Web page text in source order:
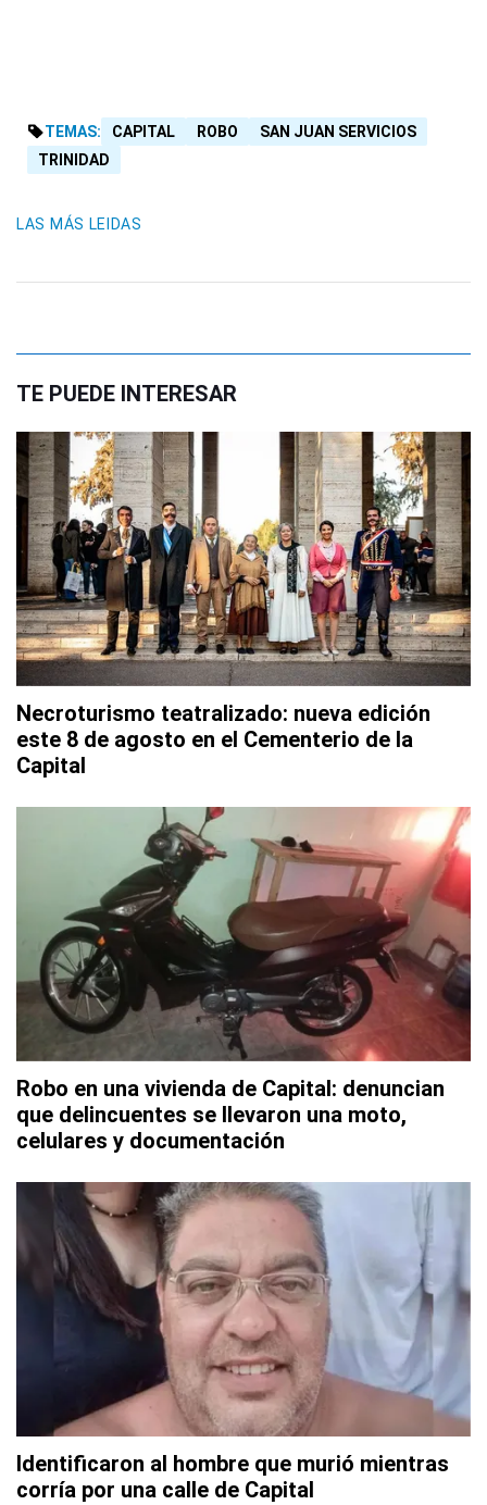
TEMAS: CAPITAL ROBO
SAN JUAN SERVICIOS
TRINIDAD
LAS MÁS LEIDAS
TE PUEDE INTERESAR
Necroturismo teatralizado: nueva edición
este 8 de agosto en el Cementerio de la
Capital
Robo en una vivienda de Capital: denuncian
que delincuentes se llevaron una moto,
celulares y documentación
Identificaron al hombre que murió mientras
corría por una calle de Capital